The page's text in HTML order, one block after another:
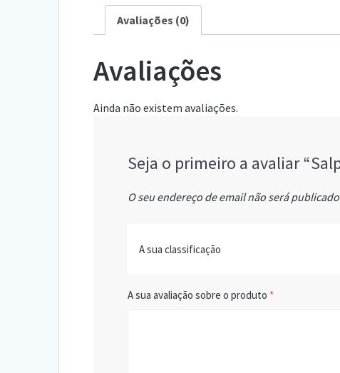
Avaliações (0)
Avaliações
Ainda não existem avaliações.
Seja o primeiro a avaliar
O seu endereço de email não será
A sua classificação
A sua avaliação sobre o produto *